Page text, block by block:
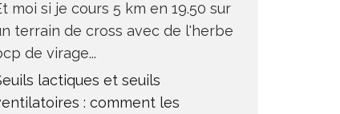
moi si je cours 5 km en 19.50 sur
terrain de cross avec de l'herbe
de virage...
lactiques et seuils
: comment les